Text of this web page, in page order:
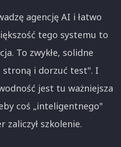
agencję AI i łatwo
tego systemu to
To zwykłe, solidne
stroną i dorzuć test". I
jest tu ważniejsza
coś „inteligentnego"
zaliczył szkolenie.